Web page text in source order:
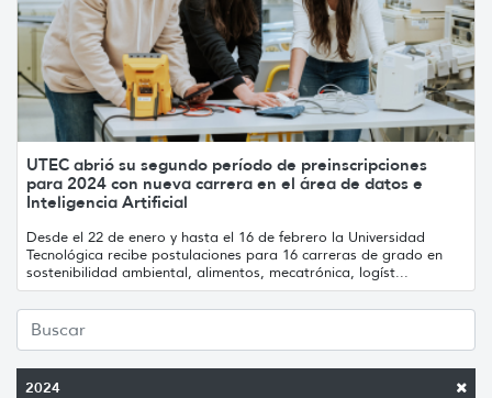
2024
UTEC abrió su segundo período de preinscripciones
para 2024 con nueva carrera en el área de datos e
Inteligencia Artificial
Desde el 22 de enero y hasta el 16 de febrero la Universidad
Tecnológica recibe postulaciones para 16 carreras de grado en
sostenibilidad ambiental, alimentos, mecatrónica, logíst...